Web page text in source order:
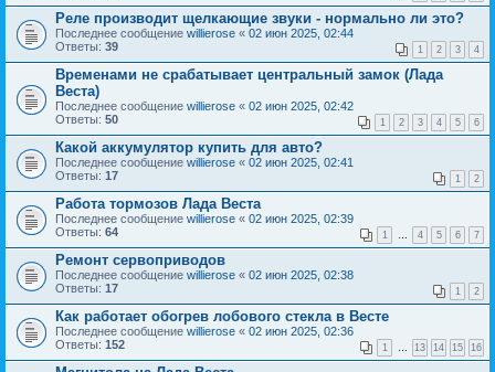
Реле производит щелкающие звуки - нормально ли это?
Последнее сообщение willierose « 02 июн 2025, 02:44
Ответы: 39 1 2 3 4
Временами не срабатывает центральный замок (Лада
Веста)
Последнее сообщение willierose « 02 июн 2025, 02:42
Ответы: 50 1 2 3 4 5 6
Какой аккумулятор купить для авто?
Последнее сообщение willierose « 02 июн 2025, 02:41
Ответы: 17 1 2
Работа тормозов Лада Веста
Последнее сообщение willierose « 02 июн 2025, 02:39
Ответы: 64 1 … 4 5 6 7
Ремонт сервоприводов
Последнее сообщение willierose « 02 июн 2025, 02:38
Ответы: 17 1 2
Как работает обогрев лобового стекла в Весте
Последнее сообщение willierose « 02 июн 2025, 02:36
Ответы: 152 1 … 13 14 15 16